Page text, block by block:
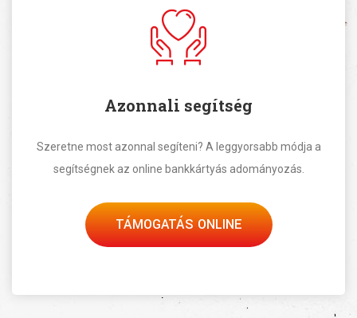
Azonnali segítség
Szeretne most azonnal segíteni? A leggyorsabb módja a
segítségnek az online bankkártyás adományozás.
TÁMOGATÁS ONLINE